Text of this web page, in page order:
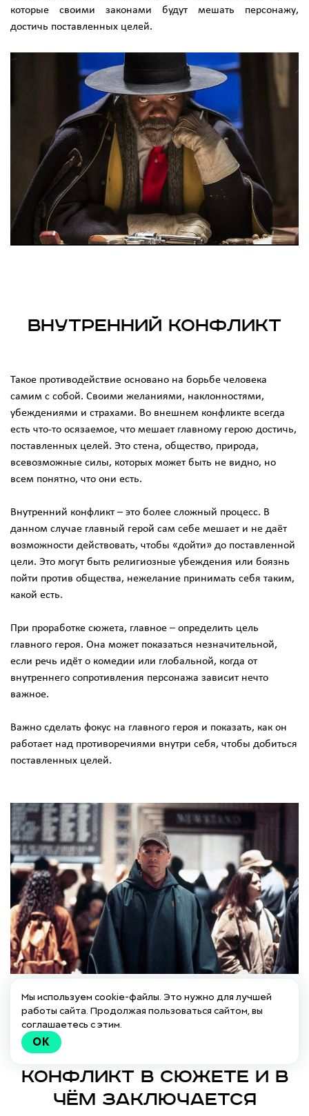
которые своими законами будут мешать персонажу,
достичь поставленных целей.
Внутренний Конфликт
Такое противодействие основано на борьбе человека
самим с собой. Своими желаниями, наклонностями,
убеждениями и страхами. Во внешнем конфликте всегда
есть что-то осязаемое, что мешает главному герою достичь,
поставленных целей. Это стена, общество, природа,
всевозможные силы, которых может быть не видно, но
всем понятно, что они есть.
Внутренний конфликт – это более сложный процесс. В
данном случае главный герой сам себе мешает и не даёт
возможности действовать, чтобы «дойти» до поставленной
цели. Это могут быть религиозные убеждения или боязнь
пойти против общества, нежелание принимать себя таким,
какой есть.
При проработке сюжета, главное – определить цель
главного героя. Она может показаться незначительной,
если речь идёт о комедии или глобальной, когда от
внутреннего сопротивления персонажа зависит нечто
важное.
Важно сделать фокус на главного героя и показать, как он
работает над противоречиями внутри себя, чтобы добиться
поставленных целей.
Как проработать
конфликт в сюжете и в
чём заключается
Мы используем cookie-файлы. Это нужно для лучшей
работы сайта. Продолжая пользоваться сайтом, вы
соглашаетесь с этим.
OK